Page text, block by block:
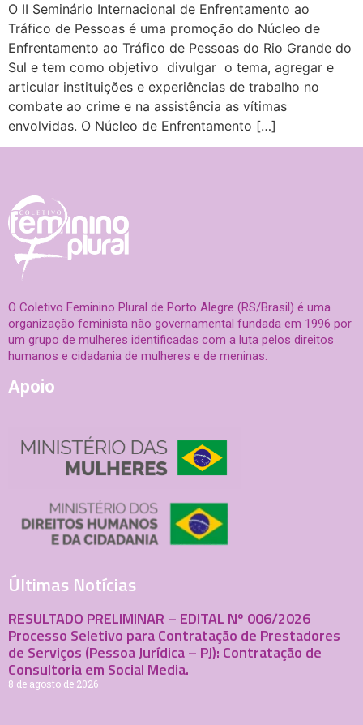
O II Seminário Internacional de Enfrentamento ao
Tráfico de Pessoas é uma promoção do Núcleo de
Enfrentamento ao Tráfico de Pessoas do Rio Grande do
Sul e tem como objetivo divulgar o tema, agregar e
articular instituições e experiências de trabalho no
combate ao crime e na assistência as vítimas
envolvidas. O Núcleo de Enfrentamento […]
O Coletivo Feminino Plural de Porto Alegre (RS/Brasil) é uma
organização feminista não governamental fundada em 1996 por
um grupo de mulheres identificadas com a luta pelos direitos
humanos e cidadania de mulheres e de meninas.
Apoio
Últimas Notícias
RESULTADO PRELIMINAR – EDITAL Nº 006/2026
Processo Seletivo para Contratação de Prestadores
de Serviços (Pessoa Jurídica – PJ): Contratação de
Consultoria em Social Media.
8 de agosto de 2026